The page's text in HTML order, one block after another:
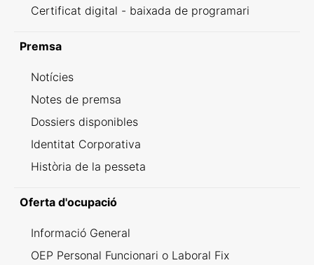
Certificat digital - baixada de programari
Premsa
Notícies
Notes de premsa
Dossiers disponibles
Identitat Corporativa
Història de la pesseta
Oferta d'ocupació
Informació General
OEP Personal Funcionari o Laboral Fix